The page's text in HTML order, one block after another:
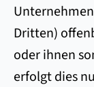
Dritten)
oder ihnen
erfolgt dies